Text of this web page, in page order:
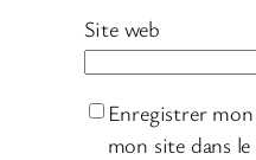
Site web
Enregistrer
mon site dans